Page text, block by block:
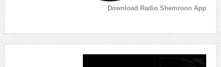
Download Radio Shemroon App